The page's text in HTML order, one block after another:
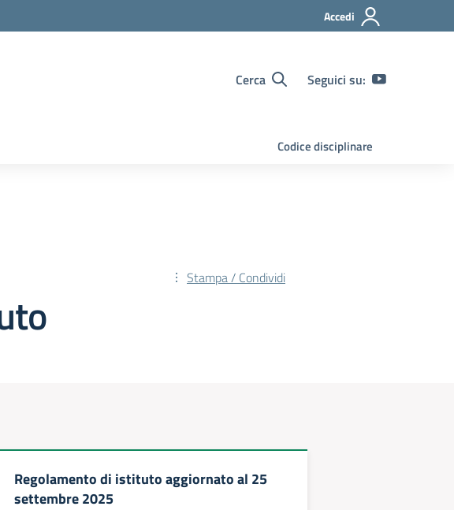
Accedi
Cerca Seguici su:
Codice disciplinare
Stampa / Condividi
Regolamento di istituto aggiornato al 25
settembre 2025